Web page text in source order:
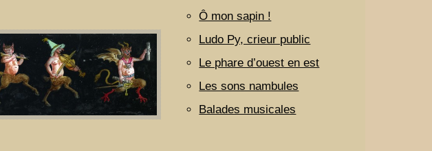
Ô mon sapin !
Ludo Py, crieur public
Le phare d’ouest en est
Les sons nambules
Balades musicales